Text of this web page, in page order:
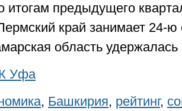
итогам предыдущего
край занимает 24-ю
область
Уфа
, Башкирия, рейтинг,